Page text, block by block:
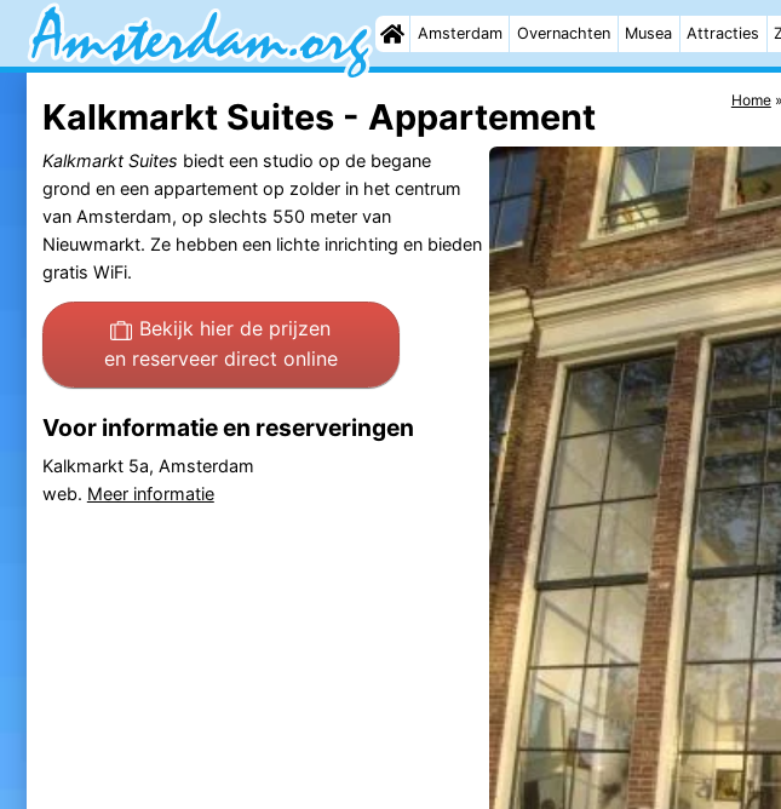
Amsterdam Overnachten Musea Attracties
Home
Kalkmarkt Suites - Appartement
Kalkmarkt Suites biedt een studio op de begane
grond en een appartement op zolder in het centrum
van Amsterdam, op slechts 550 meter van
Nieuwmarkt. Ze hebben een lichte inrichting en bieden
gratis WiFi.
Bekijk hier de prijzen
en reserveer direct online
Voor informatie en reserveringen
Kalkmarkt 5a, Amsterdam
web. Meer informatie